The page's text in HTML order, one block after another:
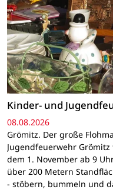
Kinder- und
08.08.2026
Grömitz. Der große
Jugendfeuerwehr
dem 1. November ab 9
über 200 Metern
- stöbern, bummeln und